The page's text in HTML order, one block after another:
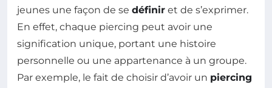
jeunes une façon de se définir et de s’exprimer.
En effet, chaque piercing peut avoir une
signification unique, portant une histoire
personnelle ou une appartenance à un groupe.
Par exemple, le fait de choisir d’avoir un piercing